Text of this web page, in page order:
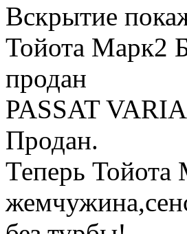
Вскрытие
Тойота Марк2
продан
PASSAT
Продан.
Теперь